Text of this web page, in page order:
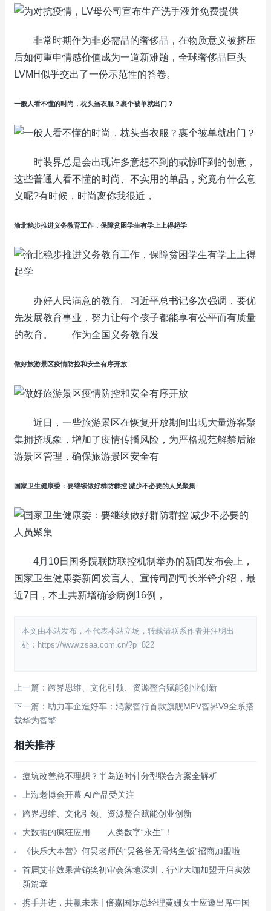
非常时期作为非必需品的奢侈品，在物质意义被挤压
后如何重申情感价值成为一道新难题，全球奢侈品巨头
LVMH似乎交出了一份示范性的答卷。
一般人看不懂的时尚，枕头当衣服？裹个被单就出门？
时装界总是会出现许多意想不到的或惊吓到的创意，
这些普通人看不懂的时尚、不实用的单品，究竟有什么意
义呢?有时候，时尚离你我很近，
渝北稳步推进义务教育工作，保障贫困学生有学上上得起学
办好人民满意的教育。习近平总书记多次强调，要优
先发展教育事业，努力让每个孩子都能享有公平而有质量
的教育。 作为全国义务教育发
做好旅游景区疫情防控和安全有序开放
近日，一些旅游景区在恢复开放期间出现大量游客聚
集拥挤现象，增加了疫情传播风险，为严格规范解禁后旅
游景区管理，确保旅游景区安全有
国家卫生健康委：要继续做好群防群控 减少不必要的人员聚集
4月10日国务院联防联控机制举办的新闻发布会上，
国家卫生健康委新闻发言人、宣传司副司长米锋介绍，最
近7日，本土共新增确诊病例16例，
本文由本站发布，不代表本站立场，转载请联系作者并注明出
处：https://www.zsaa.com.cn/?p=822
上一篇：跨界思维、文化引领、资源整合赋能创业创新
下一篇：助力车企造好车：鸿蒙智行首款旗舰MPV智界V9全系搭
载华为智擎
相关推荐
痘坑改善总不理想？半岛逆时针分型联合方案全解析
上海老博会开幕 AI产品受关注
跨界思维、文化引领、资源整合赋能创业创新
大数据的疯狂应用——人类数字“永生”！
《快乐大本营》何炅老师的“炅爸爸无骨烤鱼饭”招商加盟啦
首届艾菲效果营销奖初审会落地深圳，行业大咖加盟开启实效
新篇章
携手并进，共赢未来 | 倍嘉国际总经理黄姗女士应邀出席中国